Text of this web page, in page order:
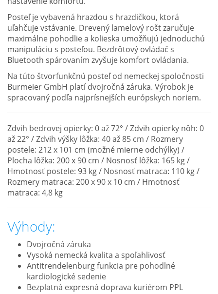
Posteľ je vybavená hrazdou s hrazdičkou, ktorá
uľahčuje vstávanie. Drevený lamelový rošt zaručuje
maximálne pohodlie a kolieska umožňujú jednoduchú
manipuláciu s posteľou. Bezdrôtový ovládač s
Bluetooth spárovaním zvyšuje komfort ovládania.
Na túto štvorfunkčnú posteľ od nemeckej spoločnosti
Burmeier GmbH platí dvojročná záruka. Výrobok je
spracovaný podľa najprísnejších európskych noriem.
Zdvih bedrovej opierky: 0 až 72° / Zdvih opierky nôh: 0
až 22° / Zdvih výšky lôžka: 40 až 85 cm / Rozmery
postele: 212 x 101 cm (možné mierne odchýlky) /
Plocha lôžka: 200 x 90 cm / Nosnosť lôžka: 165 kg /
Hmotnosť postele: 93 kg / Nosnosť matraca: 110 kg /
Rozmery matraca: 200 x 90 x 10 cm / Hmotnosť
matraca: 4,8 kg
Výhody:
Dvojročná záruka
Vysoká nemecká kvalita a spoľahlivosť
Antitrendelenburg funkcia pre pohodlné
kardiologické sedenie
Bezplatná expresná doprava kuriérom PPL